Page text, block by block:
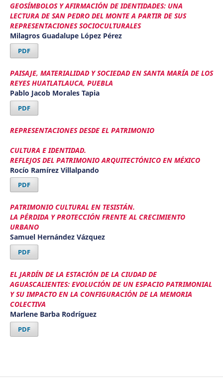
GEOSÍMBOLOS Y AFIRMACIÓN DE IDENTIDADES: UNA
LECTURA DE SAN PEDRO DEL MONTE A PARTIR DE SUS
REPRESENTACIONES SOCIOCULTURALES
Milagros Guadalupe López Pérez
PDF
PAISAJE, MATERIALIDAD Y SOCIEDAD EN SANTA MARÍA DE LOS
REYES HUATLATLAUCA, PUEBLA
Pablo Jacob Morales Tapia
PDF
REPRESENTACIONES DESDE EL PATRIMONIO
CULTURA E IDENTIDAD.
REFLEJOS DEL PATRIMONIO ARQUITECTÓNICO EN MÉXICO
Rocío Ramírez Villalpando
PDF
PATRIMONIO CULTURAL EN TESISTÁN.
LA PÉRDIDA Y PROTECCIÓN FRENTE AL CRECIMIENTO
URBANO
Samuel Hernández Vázquez
PDF
EL JARDÍN DE LA ESTACIÓN DE LA CIUDAD DE
AGUASCALIENTES: EVOLUCIÓN DE UN ESPACIO PATRIMONIAL
Y SU IMPACTO EN LA CONFIGURACIÓN DE LA MEMORIA
COLECTIVA
Marlene Barba Rodríguez
PDF